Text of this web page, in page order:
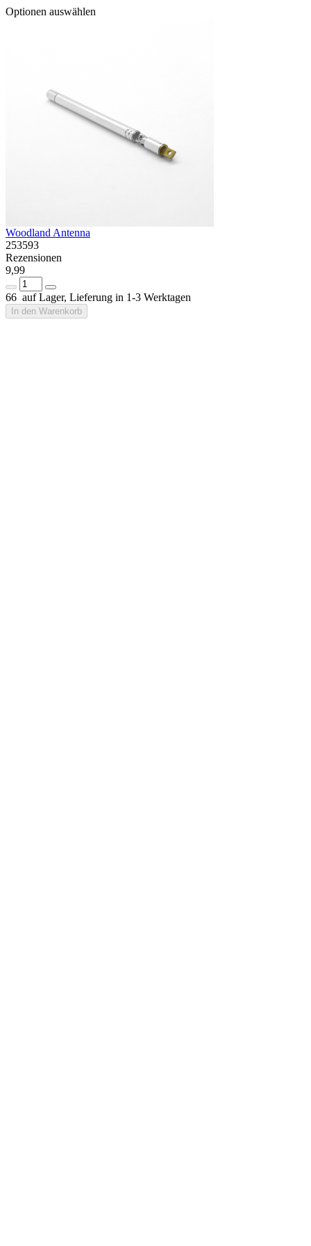
Optionen auswählen
Woodland Antenna
253593
Rezensionen
9,99
66 auf Lager, Lieferung in 1-3 Werktagen
In den Warenkorb